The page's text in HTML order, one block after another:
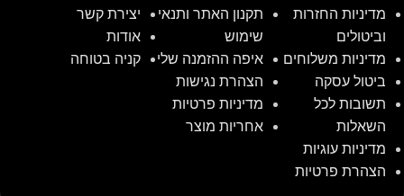
מדיניות החזרות
וביטולים
מדיניות משלוחים
ביטול עסקה
תשובות לכל
השאלות
מדיניות עוגיות
הצהרת פרטיות
תקנון האתר ותנאי
שימוש
איפה ההזמנה שלי
הצהרת נגישות
מדיניות פרטיות
אחריות מוצר
יצירת קשר
אודות
קניה בטוחה